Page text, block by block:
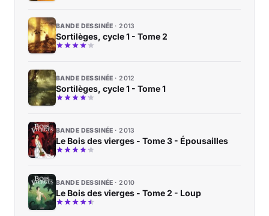
BANDE DESSINÉE 2013
Sortilèges, cycle 1 - Tome 2
BANDE DESSINÉE 2012
Sortilèges, cycle 1 - Tome 1
BANDE DESSINÉE 2013
Le Bois des vierges - Tome 3 - Épousailles
BANDE DESSINÉE 2010
Le Bois des vierges - Tome 2 - Loup